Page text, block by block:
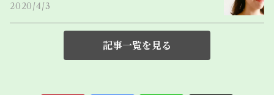
2020/4/3
記事一覧を見る